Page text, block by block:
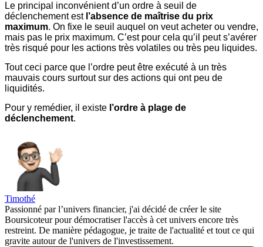
Le principal inconvénient d’un ordre à seuil de
déclenchement est l’absence de maîtrise du prix
maximum. On fixe le seuil auquel on veut acheter ou vendre,
mais pas le prix maximum. C’est pour cela qu’il peut s’avérer
très risqué pour les actions très volatiles ou très peu liquides.
Tout ceci parce que l’ordre peut être exécuté à un très
mauvais cours surtout sur des actions qui ont peu de
liquidités.
Pour y remédier, il existe l’ordre à plage de
déclenchement.
Timothé
Passionné par l’univers financier, j'ai décidé de créer le site
Boursicoteur pour démocratiser l'accès à cet univers encore très
restreint. De manière pédagogue, je traite de l'actualité et tout ce qui
gravite autour de l'univers de l'investissement.